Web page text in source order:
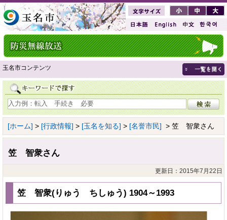
玉名市コンテンツ
[ホーム] > [行政情報] > [玉名を知る] > [名誉市民] > 笠 智衆さん
笠 智衆さん
更新日：2015年7月22日
笠 智衆(りゅう ちしゅう) 1904～1993